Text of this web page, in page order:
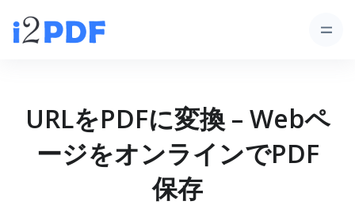
URLをPDFに変換 – Webペ
ージをオンラインでPDF
保存